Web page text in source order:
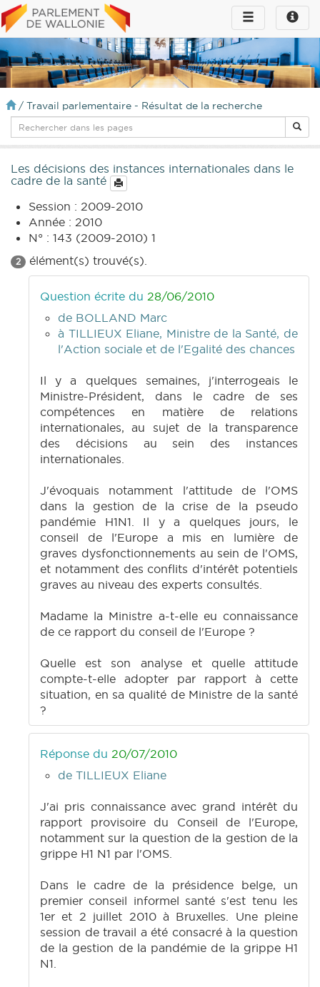
Toggle
infos
Toggle
navigation
/ Travail parlementaire - Résultat de la recherche
Les décisions des instances internationales dans le
cadre de la santé
Session : 2009-2010
Année : 2010
N° : 143 (2009-2010) 1
2 élément(s) trouvé(s).
Question écrite du 28/06/2010
de BOLLAND Marc
à TILLIEUX Eliane, Ministre de la Santé, de
l'Action sociale et de l'Egalité des chances
Il y a quelques semaines, j'interrogeais le
Ministre-Président, dans le cadre de ses
compétences en matière de relations
internationales, au sujet de la transparence
des décisions au sein des instances
internationales.
J'évoquais notamment l'attitude de l'OMS
dans la gestion de la crise de la pseudo
pandémie H1N1. Il y a quelques jours, le
conseil de l'Europe a mis en lumière de
graves dysfonctionnements au sein de l'OMS,
et notamment des conflits d'intérêt potentiels
graves au niveau des experts consultés.
Madame la Ministre a-t-elle eu connaissance
de ce rapport du conseil de l'Europe ?
Quelle est son analyse et quelle attitude
compte-t-elle adopter par rapport à cette
situation, en sa qualité de Ministre de la santé
?
Réponse du 20/07/2010
de TILLIEUX Eliane
J'ai pris connaissance avec grand intérêt du
rapport provisoire du Conseil de l'Europe,
notamment sur la question de la gestion de la
grippe H1 N1 par l'OMS.
Dans le cadre de la présidence belge, un
premier conseil informel santé s'est tenu les
1er et 2 juillet 2010 à Bruxelles. Une pleine
session de travail a été consacré à la question
de la gestion de la pandémie de la grippe H1
N1.